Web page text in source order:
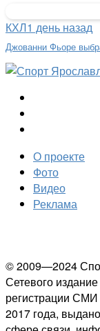
КХЛ1 день назад
Джованни Фьоре
О проекте
Фото
Видео
Реклама
© 2009—2024
Сетевого
регистрации
2017 года,